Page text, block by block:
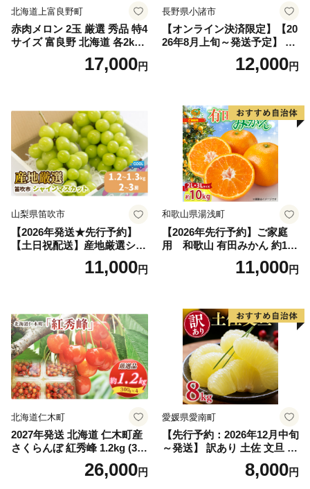
北海道上富良野町
赤肉メロン 2玉 厳選 秀品 特4
サイズ 富良野 北海道 各2kg
～2.6kg 2玉 セット ファーム
富良野 メロン めろん 果物 く
17,000円
長野県小諸市
【オンライン決済限定】【20
26年8月上旬～発送予定】 先
行予約 「浅間水蜜桃プレミ
アム」 もも あかつき 秀品 約
果肉 長野県産 小諸市
12,000円
山梨県笛吹市
【2026年発送★先行予約】
【土日祝配送】産地厳選シャ
インマスカット1.2kg～1.3kg
（2房～3房）※沖縄・離島配
笛吹市 山梨県 フルーツ 果物
ぶどう 葡萄 大粒 シャインマ
スカット おすすめ シャイン
マスカット 贈答 ギフト 産地
笛吹市 シャインマスカット
笛吹 葡萄 国産 ぶどう 人気
国産 1.2kg 先行｜
11,000円
和歌山県湯浅町
【2026年先行予約】ご家庭
用 和歌山 有田みかん 約10k
g (2L、3Lサイズ)【湯浅町】
11,000円
北海道仁木町
2027年発送 北海道 仁木町産
さくらんぼ 紅秀峰 1.2kg (300
g×4パック) Lサイズ以上 旬
桜桃 産地直送 サクランボ チ
26,000円
愛媛県愛南町
【先行予約：2026年12月中旬
～発送】 訳あり 土佐 文旦 8k
g (Mサイズ以上サイズミック
ス) 8000円 わけあり ぶんた
8,000円